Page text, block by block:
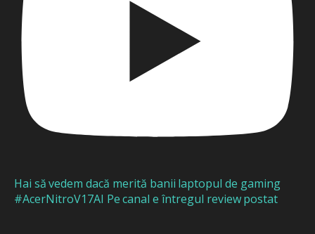
Hai să vedem dacă merită banii laptopul de gaming
#AcerNitroV17AI Pe canal e întregul review postat